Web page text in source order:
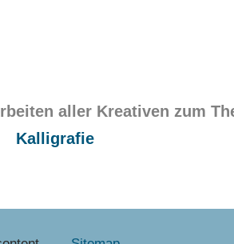
aller Kreativen zum
Kalligrafie